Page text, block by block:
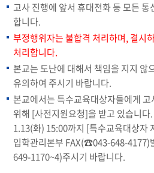
고사 진행에 앞서 휴대전화 등 모든
합니다.
부정행위자는 불합격 처리하며, 결시
처리합니다.
본교는 도난에 대해서 책임을 지지 않
유의하여 주시기 바랍니다.
본교에서는 특수교육대상자들에게
위해 [사전지원요청]을 받고 있습니다
1.13(화) 15:00까지 [특수교육대상자
입학관리본부 FAX(☎043-648-
649-1170~4)주시기 바랍니다.